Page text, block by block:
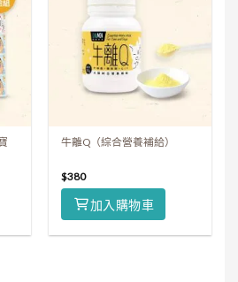
牛離Q（綜合營養補給）
$380
加入購物車